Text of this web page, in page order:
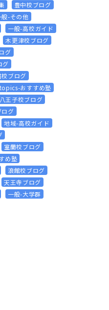
豊中校ブログ
般-その他
一般-高校ガイド
木更津校ブログ
グ
グ
ブログ
topics-おすすめ塾
八王子校ブログ
グ
地域-高校ガイド
室蘭校ブログ
め塾
浪館校ブログ
天王寺ブログ
一般-大学群